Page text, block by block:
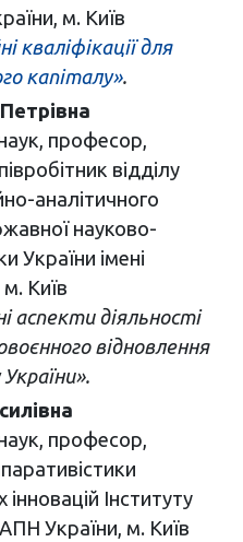
м. Київ
кваліфікації для
капіталу».
професор,
відділу
аналітичного
науково-
України імені
Київ
аспекти діяльності
відновлення
професор,
інновацій Інституту
України, м. Київ